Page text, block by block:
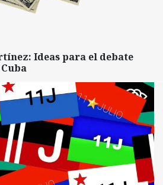
Ideas para el debate